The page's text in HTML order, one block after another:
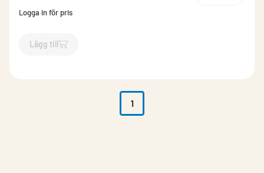
Logga in för pris
Lägg till
`$Lägg till
1